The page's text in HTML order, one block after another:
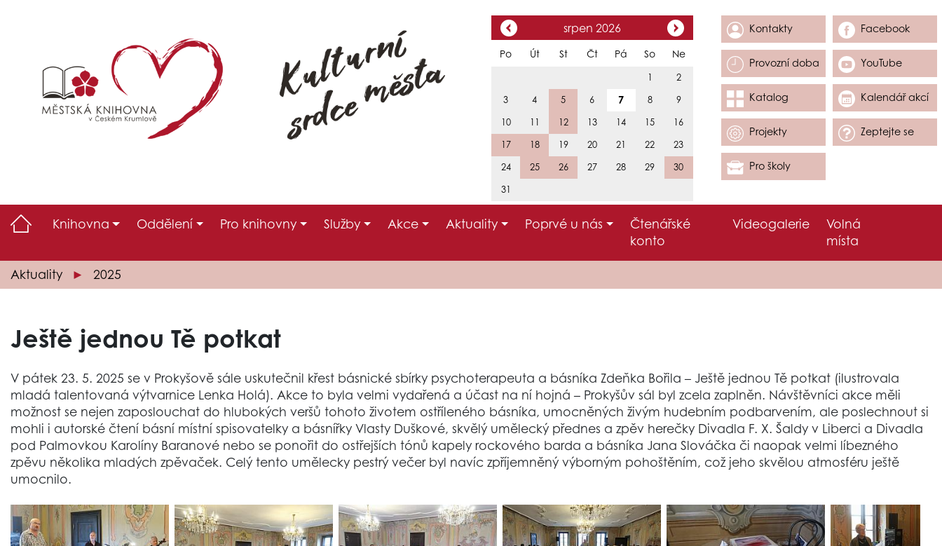
srpen 2026
Po Út St Čt Pá So Ne
1 2
3 4 5 6 7 8 9
10 11 12 13 14 15 16
17 18 19 20 21 22 23
24 25 26 27 28 29 30
31
Kontakty Facebook
Provozní doba YouTube
Katalog Kalendář akcí
Projekty Zeptejte se
Pro školy
Knihovna Oddělení Pro knihovny Služby Akce Aktuality Poprvé u nás
Čtenářské
konto
Videogalerie
Volná
místa
Aktuality 2025
Ještě jednou Tě potkat
V pátek 23. 5. 2025 se v Prokyšově sále uskutečnil křest básnické sbírky psychoterapeuta a básníka Zdeňka Bořila – Ještě jednou Tě potkat (ilustrovala
mladá talentovaná výtvarnice Lenka Holá). Akce to byla velmi vydařená a účast na ní hojná – Prokyšův sál byl zcela zaplněn. Návštěvníci akce měli
možnost se nejen zaposlouchat do hlubokých veršů tohoto životem ostříleného básníka, umocněných živým hudebním podbarvením, ale poslechnout si
mohli i autorské čtení básní místní spisovatelky a básnířky Vlasty Duškové, skvělý umělecký přednes a zpěv herečky Divadla F. X. Šaldy v Liberci a Divadla
pod Palmovkou Karolíny Baranové nebo se ponořit do ostřejších tónů kapely rockového barda a básníka Jana Slováčka či naopak velmi líbezného
zpěvu několika mladých zpěvaček. Celý tento umělecky pestrý večer byl navíc zpříjemněný výborným pohoštěním, což jeho skvělou atmosféru ještě
umocnilo.